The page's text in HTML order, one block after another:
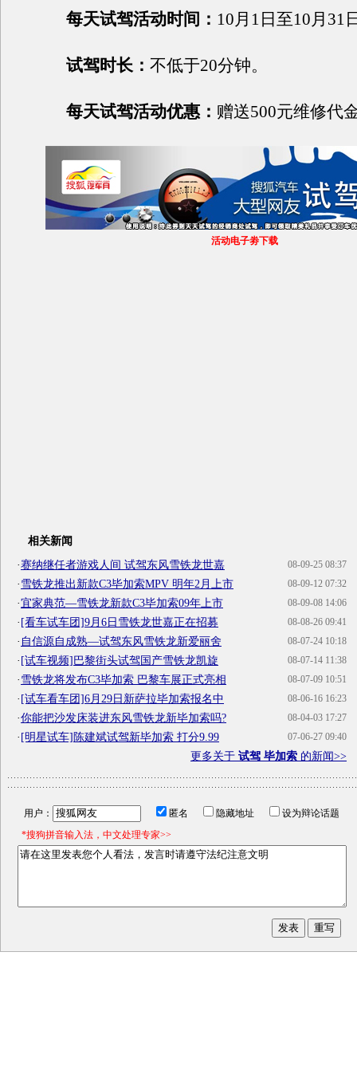
每天试驾活动时间： 10月1日至10月31
试驾时长： 不低于20分钟。
每天试驾活动优惠： 赠送500元维修代
活动电子劵下载
相关新闻
08-09-25 08:37
·赛纳继任者游戏人间 试驾东风雪铁龙世嘉
08-09-12 07:32
·雪铁龙推出新款C3毕加索MPV 明年2月上市
08-09-08 14:06
·宜家典范—雪铁龙新款C3毕加索09年上市
08-08-26 09:41
·[看车试车团]9月6日雪铁龙世嘉正在招募
08-07-24 10:18
· 自信源自成熟—试驾东风雪铁龙新爱丽舍
08-07-14 11:38
·[试车视频]巴黎街头试驾国产雪铁龙凯旋
08-07-09 10:51
·雪铁龙将发布C3毕加索 巴黎车展正式亮相
08-06-16 16:23
·[试车看车团]6月29日新萨拉毕加索报名中
08-04-03 17:27
·你能把沙发床装进东风雪铁龙新毕加索吗?
07-06-27 09:40
·[明星试车]陈建斌试驾新毕加索 打分9.99
更多关于 试驾 毕加索 的新闻>>
用户： 匿名 隐藏地址
设为辩论话题
*搜狗拼音输入法，中文处理专家>>